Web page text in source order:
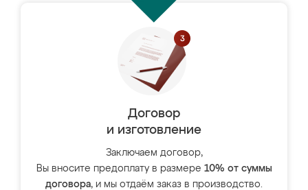
Договор
и изготовление
Заключаем договор,
Вы вносите предоплату в размере 10% от суммы
договора, и мы отдаём заказ в производство.